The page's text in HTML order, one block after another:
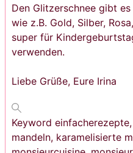
Den Glitzerschnee gibt
wie z.B. Gold, Silber,
super für
verwenden.
Liebe Grüße, Eure Irina
Keyword
mandeln, karamelisierte